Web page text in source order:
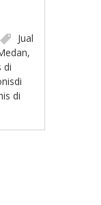
Jual
,
di
di